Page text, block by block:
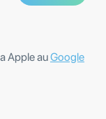
Apple auGoogle